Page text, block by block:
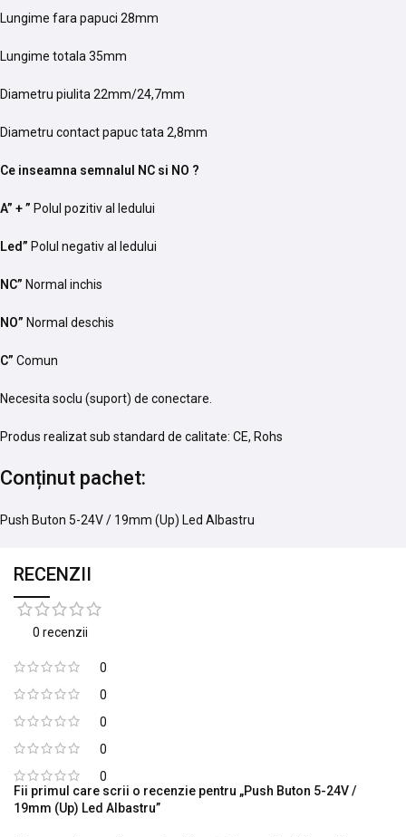
Lungime fara papuci 28mm
Lungime totala 35mm
Diametru piulita 22mm/24,7mm
Diametru contact papuc tata 2,8mm
Ce inseamna semnalul NC si NO ?
A” + ” Polul pozitiv al ledului
Led” Polul negativ al ledului
NC” Normal inchis
NO” Normal deschis
C” Comun
Necesita soclu (suport) de conectare.
Produs realizat sub standard de calitate: CE, Rohs
Conținut pachet:
Push Buton 5-24V / 19mm (Up) Led Albastru
RECENZII
0 recenzii
0
0
0
0
0
Fii primul care scrii o recenzie pentru „Push Buton 5-24V /
19mm (Up) Led Albastru”